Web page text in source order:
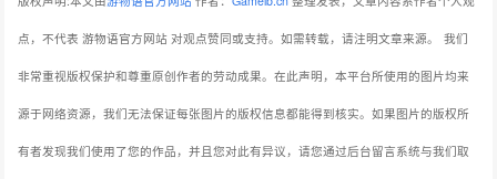
点，不代表 游物语官方网站 对观点赞同或支持。如需转载，请注明文章来源。 我们
非常重视版权保护和尊重原创作者的劳动成果。在此声明，本平台所使用的图片均来
源于网络资源，我们无法保证每张图片的版权信息都能得到核实。如果图片的版权所
有者发现我们使用了您的作品，并且您对此有异议，请您通过后台留言系统与我们取